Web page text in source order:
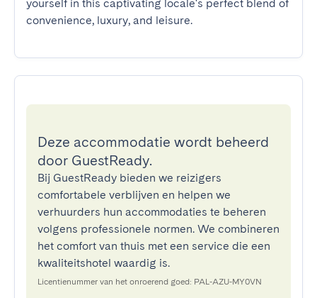
yourself in this captivating locale's perfect blend of
convenience, luxury, and leisure.
Deze accommodatie wordt beheerd
door GuestReady.
Bij GuestReady bieden we reizigers
comfortabele verblijven en helpen we
verhuurders hun accommodaties te beheren
volgens professionele normen. We combineren
het comfort van thuis met een service die een
kwaliteitshotel waardig is.
Licentienummer van het onroerend goed: PAL-AZU-MY0VN